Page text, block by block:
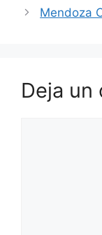
Mendoza
Deja un